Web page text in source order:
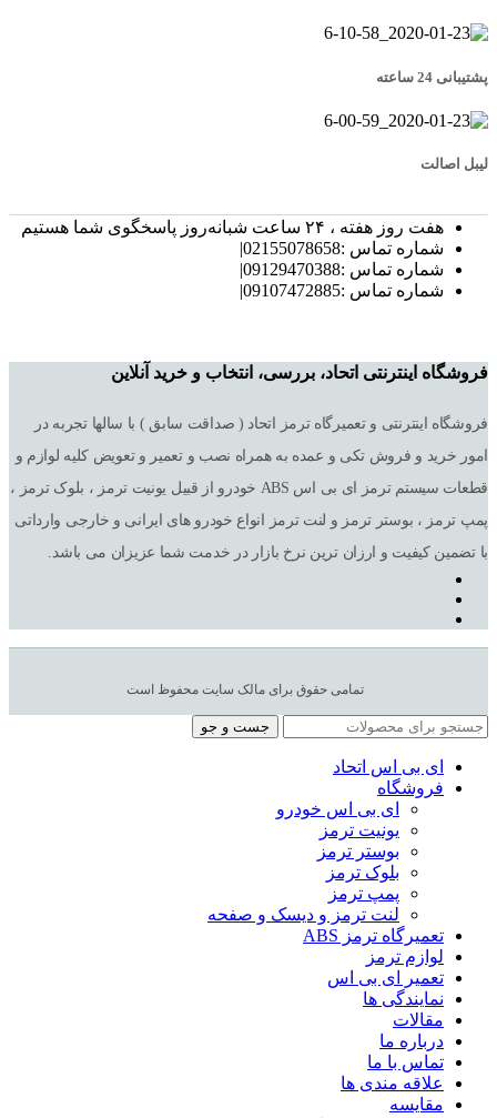
پشتیبانی 24 ساعته
لیبل اصالت
هفت روز هفته ، ۲۴ ساعت شبانه‌روز پاسخگوی شما هستیم
شماره تماس :02155078658|
شماره تماس :09129470388|
شماره تماس :09107472885|
فروشگاه اینترنتی اتحاد، بررسی، انتخاب و خرید آنلاین
فروشگاه اینترنتی و تعمیرگاه ترمز اتحاد ( صداقت سابق ) با سالها تجربه در
امور خرید و فروش تکی و عمده به همراه نصب و تعمیر و تعویض کلیه لوازم و
قطعات سیستم ترمز ای بی اس ABS خودرو از قبیل یونیت ترمز ، بلوک ترمز ،
پمپ ترمز ، بوستر ترمز و لنت ترمز انواع خودرو های ایرانی و خارجی وارداتی
با تضمین کیفیت و ارزان ترین نرخ بازار در خدمت شما عزیزان می باشد.
تمامی حقوق برای مالک سایت محفوظ است
جست و جو
ای بی اس اتحاد
فروشگاه
ای بی اس خودرو
یونیت ترمز
بوستر ترمز
بلوک ترمز
پمپ ترمز
لنت ترمز و دیسک و صفحه
تعمیرگاه ترمز ABS
لوازم ترمز
تعمیر ای بی اس
نمایندگی ها
مقالات
درباره ما
تماس با ما
علاقه مندی ها
مقایسه